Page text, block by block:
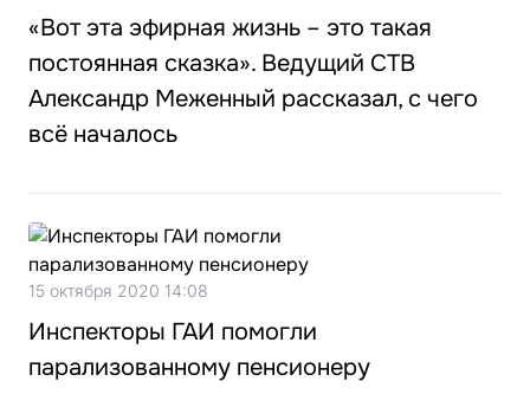
«Вот эта эфирная жизнь – это такая
постоянная сказка». Ведущий СТВ
Александр Меженный рассказал, с чего
всё началось
15 октября 2020 14:08
Инспекторы ГАИ помогли
парализованному пенсионеру